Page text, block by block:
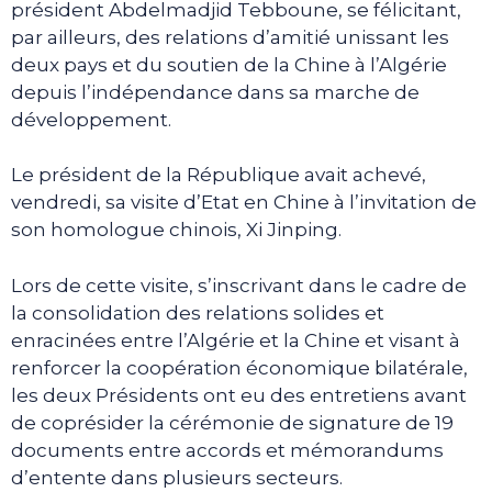
président Abdelmadjid Tebboune, se félicitant,
par ailleurs, des relations d’amitié unissant les
deux pays et du soutien de la Chine à l’Algérie
depuis l’indépendance dans sa marche de
développement.
Le président de la République avait achevé,
vendredi, sa visite d’Etat en Chine à l’invitation de
son homologue chinois, Xi Jinping.
Lors de cette visite, s’inscrivant dans le cadre de
la consolidation des relations solides et
enracinées entre l’Algérie et la Chine et visant à
renforcer la coopération économique bilatérale,
les deux Présidents ont eu des entretiens avant
de coprésider la cérémonie de signature de 19
documents entre accords et mémorandums
d’entente dans plusieurs secteurs.